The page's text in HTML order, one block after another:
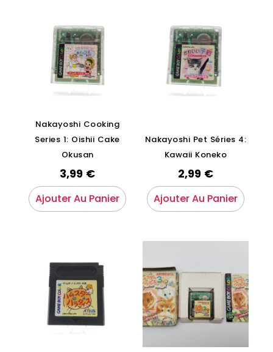
Nakayoshi Cooking
Series 1: Oishii Cake
Okusan
3,99 €
Ajouter Au Panier
Nakayoshi Pet Séries 4:
Kawaii Koneko
2,99 €
Ajouter Au Panier